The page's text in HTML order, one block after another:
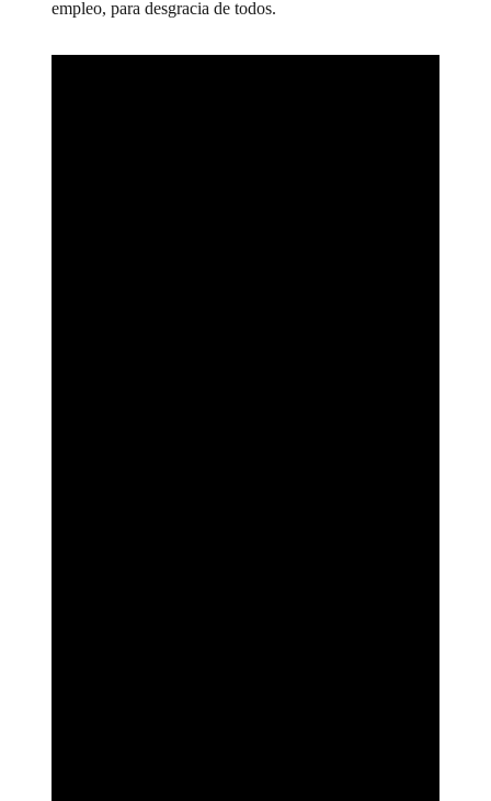
empleo, para desgracia de todos.